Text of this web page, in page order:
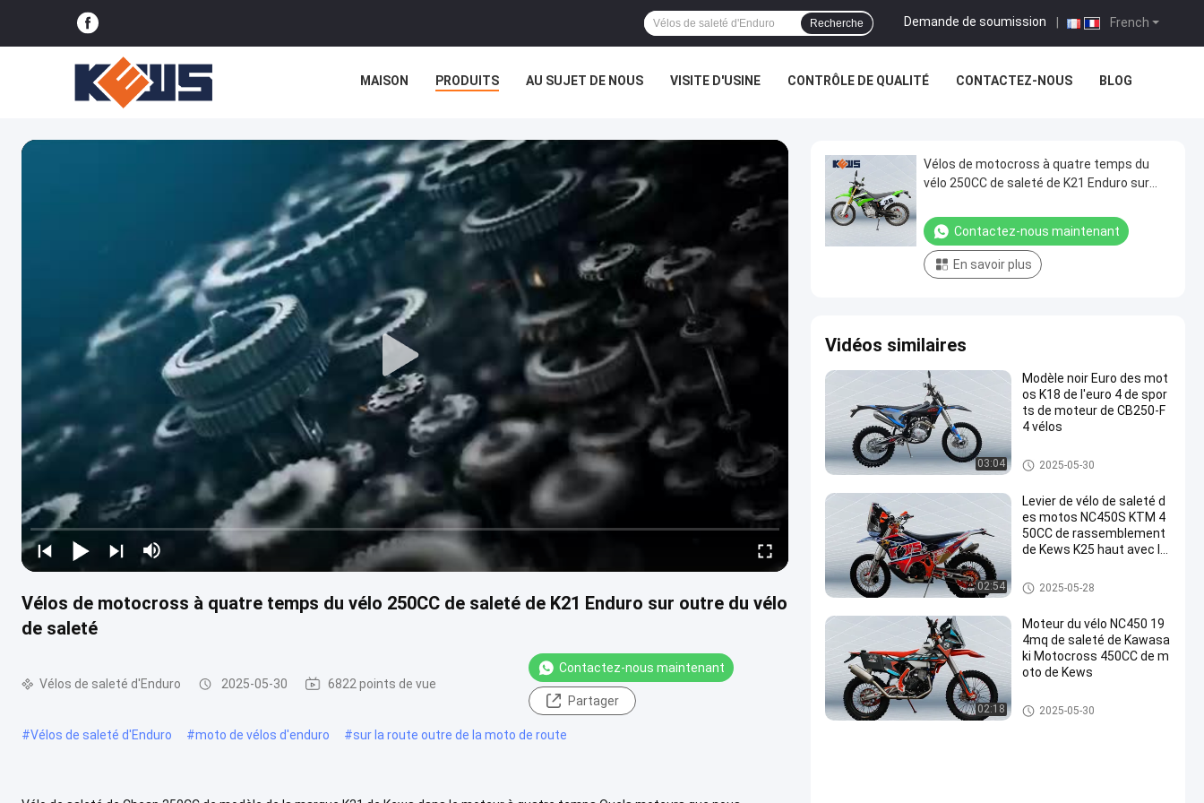
French
Demande de soumission
Recherche
MAISON PRODUITS AU SUJET DE NOUS VISITE D'USINE CONTRÔLE DE QUALITÉ CONTACTEZ-NOUS BLOG
Vélos de motocross à quatre temps du vélo 250CC de saleté de K21 Enduro sur outre du vélo
de saleté
Vélos de saleté d'Enduro 2025-05-30 6822 points de vue
Contactez-nous maintenant
Partager
#Vélos de saleté d'Enduro #moto de vélos d'enduro #sur la route outre de la moto de route
Vélos de motocross à quatre temps du
vélo 250CC de saleté de K21 Enduro sur
Contactez-nous maintenant
En savoir plus
Vidéos similaires
03:04
Modèle noir Euro des mot
os K18 de l'euro 4 de spor
ts de moteur de CB250-F
4 vélos
Euro 4 motos
2025-05-30
02:54
Levier de vélo de saleté d
es motos NC450S KTM 4
50CC de rassemblement
de Kews K25 haut avec la
Motos de rassemblement
2025-05-28
02:18
Moteur du vélo NC450 19
4mq de saleté de Kawasa
ki Motocross 450CC de m
oto de Kews
Motos de rassemblement
2025-05-30